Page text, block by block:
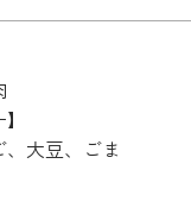
大豆、ごま